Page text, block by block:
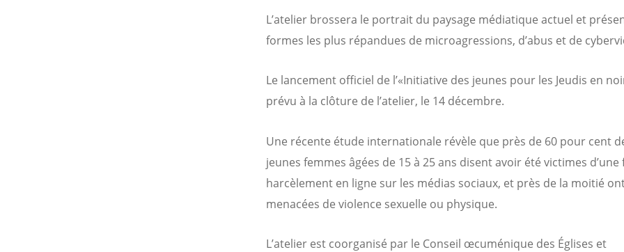
L’atelier brossera le portrait du paysage médiatique actuel et
formes les plus répandues de microagressions, d’abus et de
Le lancement officiel de l’«Initiative des jeunes pour les Jeudis en
prévu à la clôture de l’atelier, le 14 décembre.
Une récente étude internationale révèle que près de 60 pour cent
jeunes femmes âgées de 15 à 25 ans disent avoir été victimes
harcèlement en ligne sur les médias sociaux, et près de la moitié
menacées de violence sexuelle ou physique.
L’atelier est coorganisé par le Conseil œcuménique des Églises et